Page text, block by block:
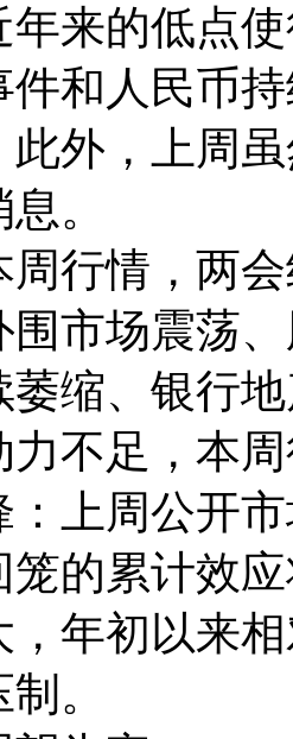
年来的低点
件和人民币
此外，上周
。
情，两会
围市场震荡
萎缩、银行
力不足，本
周公开市
笼的累计效
，年初以来
。